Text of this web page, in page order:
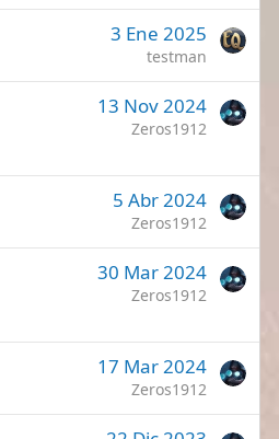
3 Ene 2025
testman
13 Nov 2024
Zeros1912
5 Abr 2024
Zeros1912
30 Mar 2024
Zeros1912
17 Mar 2024
Zeros1912